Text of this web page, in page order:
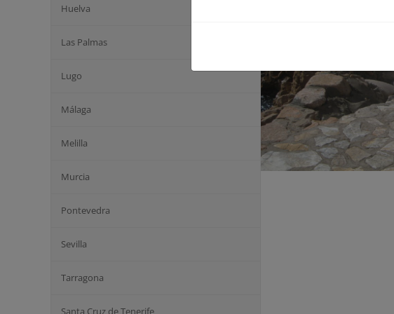
Huelva
Las Palmas
Lugo
Málaga
Melilla
Murcia
Pontevedra
Sevilla
Tarragona
Santa Cruz de Tenerife